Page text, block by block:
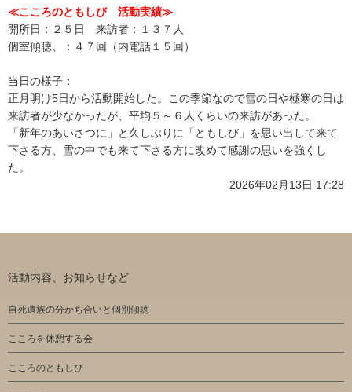
≪こころのともしび 活動実績≫
開所日：２５日 来訪者：１３７人
個室傾聴、：４７回（内電話１５回）
当日の様子：
正月明け5日から活動開始した。この季節なので雪の日や極寒の日は
来訪者が少なかったが、平均５～６人くらいの来訪があった。
「新年のあいさつに」と久しぶりに「ともしび」を思い出して来て
下さる方、雪の中でも来て下さる方に改めて感謝の思いを強くし
た。
2026年02月13日 17:28
活動内容、お知らせなど
自死遺族の分かち合いと個別傾聴
こころを休憩する会
こころのともしび